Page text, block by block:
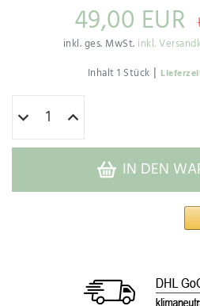
49,00 EUR
inkl. ges. MwSt. inkl.
Inhalt1 Stück |
IN DEN